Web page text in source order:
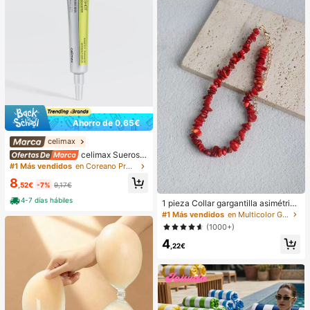
Ahorro de 0,65€
celimax
celimax Sueros y
tratamiento facial
#1 Más vendidos en Coreano Protección de la piel
8 ,52€ -7% 9,17€
4-7 días hábiles
1 pieza Collar gargantilla asimétrico
ajustable de estilo bohemio en colo
r rojo natural, joyería de uso diario Y
2K, regalo para el Día de la Madre
#1 Más vendidos
en Multicolor Gargantillas para mujer
(1000+)
4 ,22€